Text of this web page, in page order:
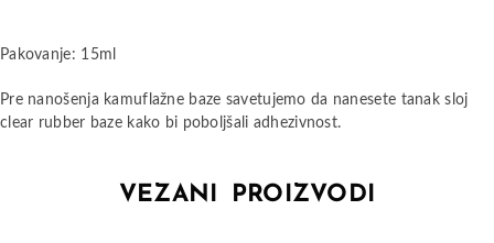
Pakovanje: 15ml
Pre nanošenja kamuflažne baze savetujemo da nanesete tanak sloj
clear rubber baze kako bi poboljšali adhezivnost.
VEZANI PROIZVODI